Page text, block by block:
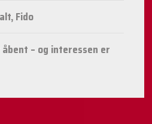
Fido
– og interessen er